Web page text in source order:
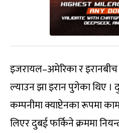
इजरायल–अमेरिका र
ल्याउन झा इरान पुगेका थिए
कम्पनीमा क्याप्टेनका रूपमा
लिएर दुबई फर्किने क्रममा